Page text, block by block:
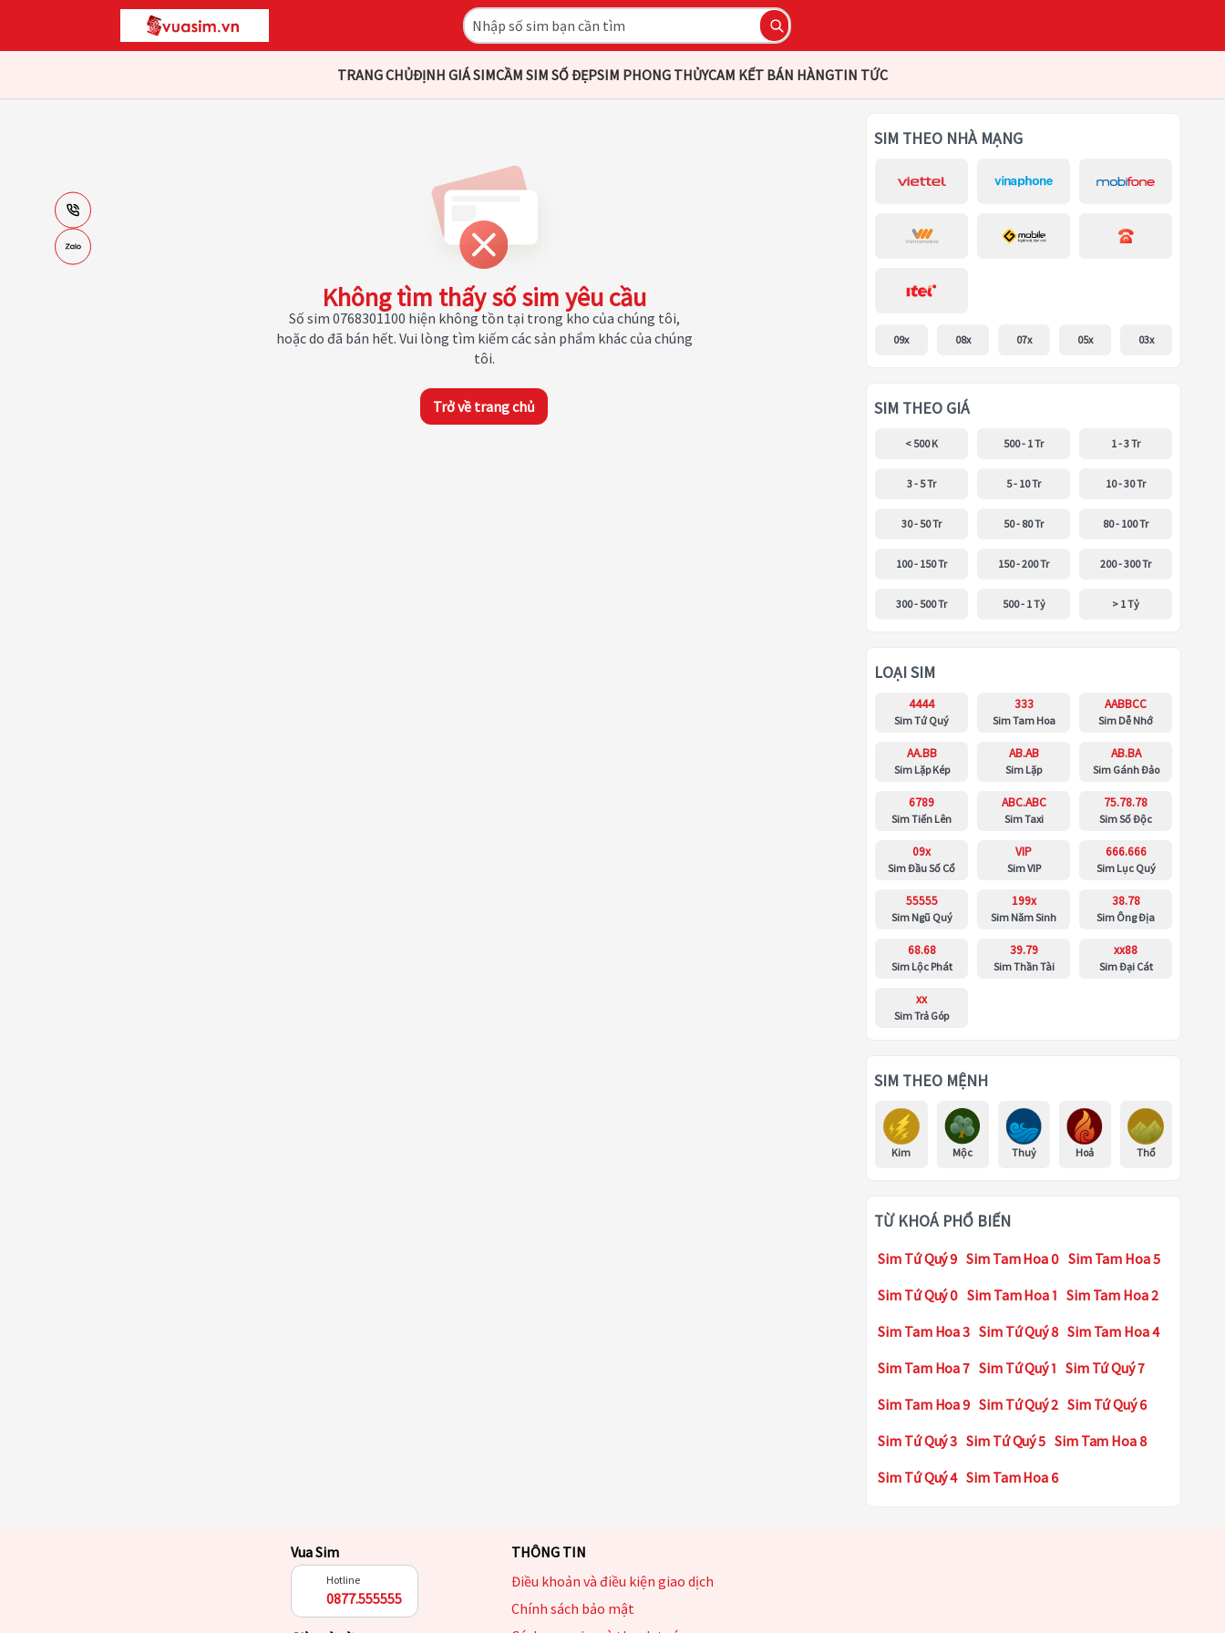
TRANG CHỦĐỊNH GIÁ SIMCẦM SIM SỐ ĐẸPSIM PHONG THỦYCAM KẾT BÁN HÀNGTIN TỨC
Không tìm thấy số sim yêu cầu
Số sim 0768301100 hiện không tồn tại trong kho của chúng tôi,
hoặc do đã bán hết. Vui lòng tìm kiếm các sản phẩm khác của chúng
tôi.
Trở về trang chủ
SIM THEO NHÀ MẠNG
09x 08x 07x 05x 03x
SIM THEO GIÁ
< 500 K 500 - 1 Tr 1 - 3 Tr
3 - 5 Tr 5 - 10 Tr 10 - 30 Tr
30 - 50 Tr 50 - 80 Tr 80 - 100 Tr
100 - 150 Tr 150 - 200 Tr 200 - 300 Tr
300 - 500 Tr 500 - 1 Tỷ > 1 Tỷ
LOẠI SIM
4444
Sim Tứ Quý
333
Sim Tam Hoa
AABBCC
Sim Dễ Nhớ
AA.BB
Sim Lặp Kép
AB.AB
Sim Lặp
AB.BA
Sim Gánh Đảo
6789
Sim Tiến Lên
ABC.ABC
Sim Taxi
75.78.78
Sim Số Độc
09x
Sim Đầu Số Cổ
VIP
Sim VIP
666.666
Sim Lục Quý
55555
Sim Ngũ Quý
199x
Sim Năm Sinh
38.78
Sim Ông Địa
68.68
Sim Lộc Phát
39.79
Sim Thần Tài
xx88
Sim Đại Cát
xx
Sim Trả Góp
SIM THEO MỆNH
Kim Mộc Thuỷ Hoả Thổ
TỪ KHOÁ PHỔ BIẾN
Sim Tứ Quý 9 Sim Tam Hoa 0 Sim Tam Hoa 5
Sim Tứ Quý 0 Sim Tam Hoa 1 Sim Tam Hoa 2
Sim Tam Hoa 3 Sim Tứ Quý 8 Sim Tam Hoa 4
Sim Tam Hoa 7 Sim Tứ Quý 1 Sim Tứ Quý 7
Sim Tam Hoa 9 Sim Tứ Quý 2 Sim Tứ Quý 6
Sim Tứ Quý 3 Sim Tứ Quý 5 Sim Tam Hoa 8
Sim Tứ Quý 4 Sim Tam Hoa 6
Vua Sim
Hotline
0877.555555
THÔNG TIN
Điều khoản và điều kiện giao dịch
Chính sách bảo mật